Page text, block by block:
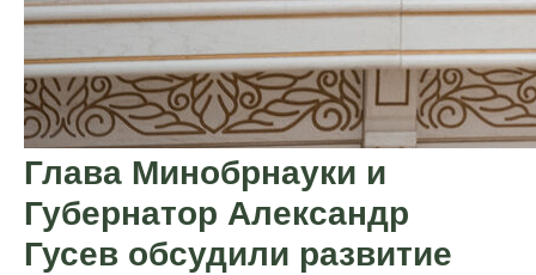
Глава Минобрнауки и
Губернатор Александр
Гусев обсудили развитие